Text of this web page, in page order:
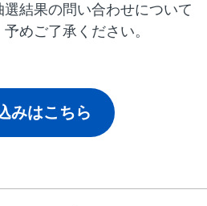
結果の問い合わせについて
めご了承ください。
みはこちら